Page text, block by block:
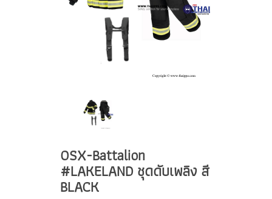
OSX-Battalion
#LAKELAND ชุดดับเพลิง สี
BLACK